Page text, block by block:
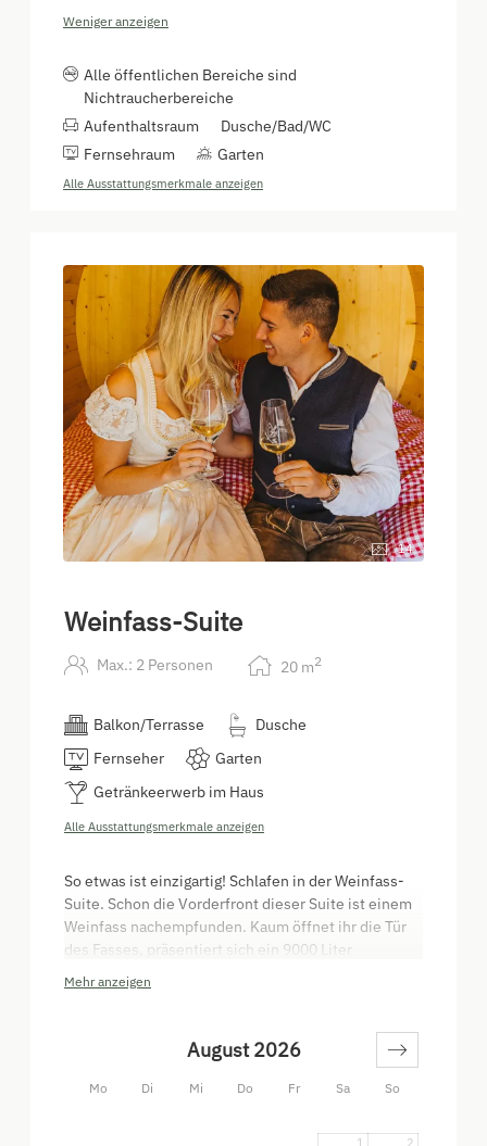
Weniger anzeigen
Alle öffentlichen Bereiche sind
Nichtraucherbereiche
Aufenthaltsraum
Dusche/Bad/WC
Fernsehraum
Garten
Alle Ausstattungsmerkmale anzeigen
14
Weinfass-Suite
Max.: 2 Personen 20 m2
Balkon/Terrasse
Dusche
Fernseher
Garten
Getränkeerwerb im Haus
Alle Ausstattungsmerkmale anzeigen
So etwas ist einzigartig! Schlafen in der Weinfass-
Suite. Schon die Vorderfront dieser Suite ist einem
Weinfass nachempfunden. Kaum öffnet ihr die Tür
des Fasses, präsentiert sich ein 9000 Liter
Originalweinfass. In diesem Fass werdet ihr, dank
der einzigartigen Atmosphäre, garantiert eine
Selbstverständlich müsst ihr auf den gewohnten
Komfort nicht verzichten. Dusche, WC,
natürlich Topweine des Winzers sind in der Suite
Mehr anzeigen
Mo Di Mi Do Fr Sa So
August 2026